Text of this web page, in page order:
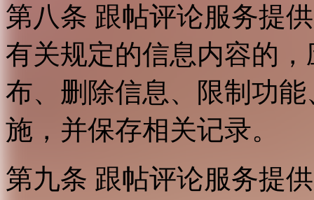
第八条 跟帖评论服务提
有关规定的信息内容的
布、删除信息、限制功
施，并保存相关记录。
第九条 跟帖评论服务提